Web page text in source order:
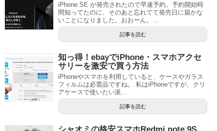
iPhone SE が発売されたので早速予約。予約開始時
間知ってたのに、そのあと忘れてて発売日に届かな
いことになりました。おおーん。...
記事を読む
知っ得！ebayでiPhone・スマホアクセ
サリーを激安で買う方法
iPhoneやスマホを利用していると、ケースやガラス
フィルムは必需品ですね。 私はiPhoneですが、クリ
アケースで使いたい派...
記事を読む
シャオミの格安スマホRedmi note 9S。